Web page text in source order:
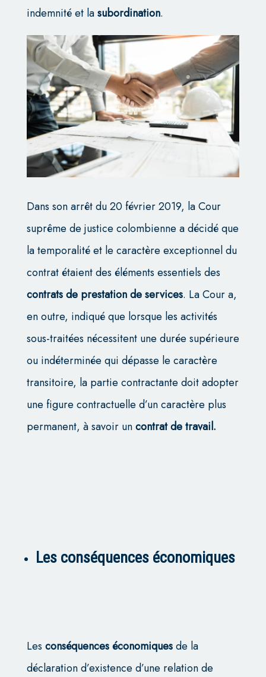
indemnité et lasubordination.
Dans son arrêt du 20 février 2019, la Cour
suprême de justice colombienne a décidé que
la temporalité et le caractère exceptionnel du
contrat étaient des éléments essentiels des
contrats de prestation de services. La Cour a,
en outre, indiqué que lorsque les activités
sous-traitées nécessitent une durée supérieure
ou indéterminée qui dépasse le caractère
transitoire, la partie contractante doit adopter
une figure contractuelle d’un caractère plus
permanent, à savoir uncontrat de travail.
Les conséquences économiques
Les conséquences économiquesde la
déclaration d’existence d’une relation de